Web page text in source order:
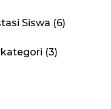
Siswa (6)
(3)